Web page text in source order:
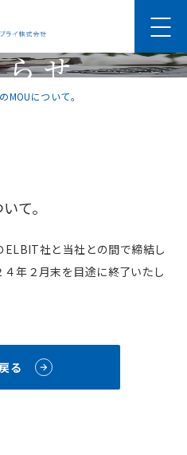
らせ
MOUについて。
て。
ELBIT社と当社との間で締結し
年２月末を目途に終了いたし
る